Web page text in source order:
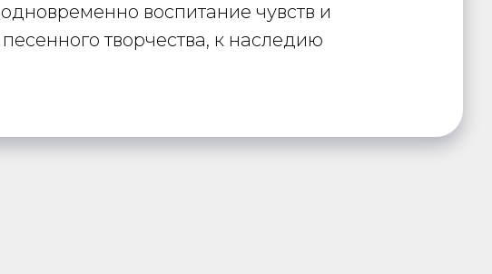
воспитание чувств и
творчества, к наследию